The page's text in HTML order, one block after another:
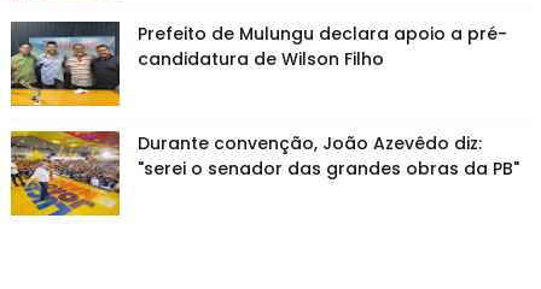
Prefeito de Mulungu declara apoio a pré-
candidatura de Wilson Filho
Durante convenção, João Azevêdo diz:
"serei o senador das grandes obras da PB"